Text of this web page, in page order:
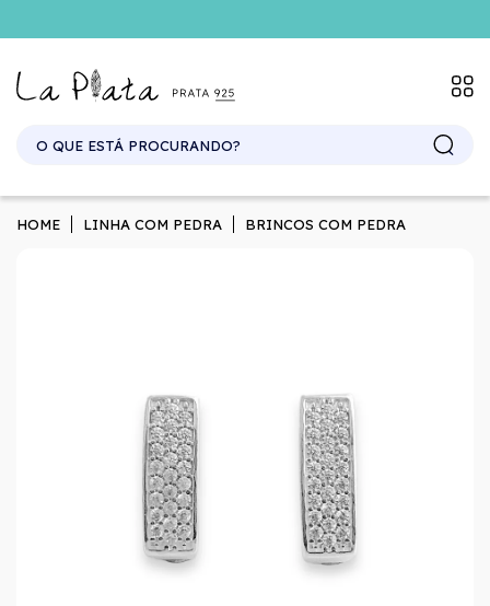
HOME LINHA COM PEDRA BRINCOS COM PEDRA